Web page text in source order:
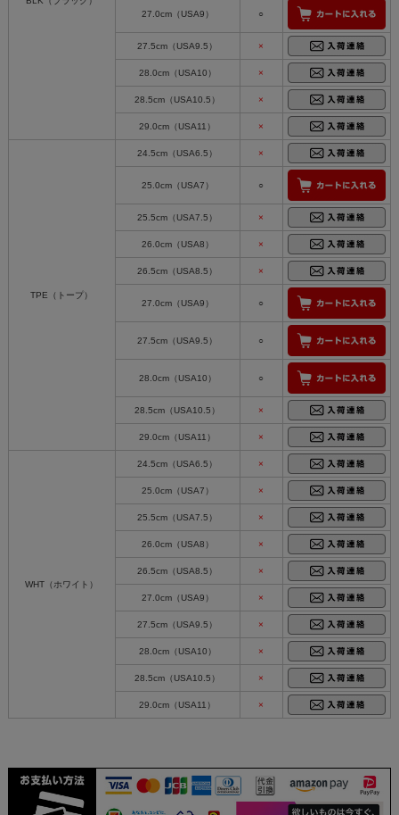
27.0cm（USA9）
○
27.5cm（USA9.5） ×
28.0cm（USA10） ×
28.5cm（USA10.5） ×
29.0cm（USA11） ×
TPE（トープ）
24.5cm（USA6.5） ×
25.0cm（USA7） ○
25.5cm（USA7.5） ×
26.0cm（USA8） ×
26.5cm（USA8.5） ×
27.0cm（USA9） ○
27.5cm（USA9.5） ○
28.0cm（USA10） ○
28.5cm（USA10.5） ×
29.0cm（USA11） ×
WHT（ホワイト）
24.5cm（USA6.5） ×
25.0cm（USA7） ×
25.5cm（USA7.5） ×
26.0cm（USA8） ×
26.5cm（USA8.5） ×
27.0cm（USA9） ×
27.5cm（USA9.5） ×
28.0cm（USA10） ×
28.5cm（USA10.5） ×
29.0cm（USA11） ×